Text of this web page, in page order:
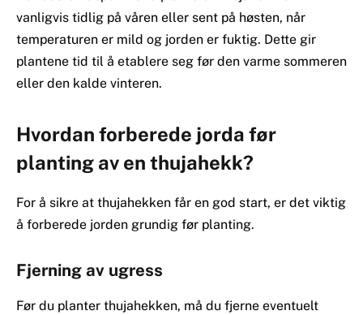
vanligvis tidlig på våren eller sent på høsten, når
temperaturen er mild og jorden er fuktig. Dette gir
plantene tid til å etablere seg før den varme sommeren
eller den kalde vinteren.
Hvordan forberede jorda før
planting av en thujahekk?
For å sikre at thujahekken får en god start, er det viktig
å forberede jorden grundig før planting.
Fjerning av ugress
Før du planter thujahekken, må du fjerne eventuelt